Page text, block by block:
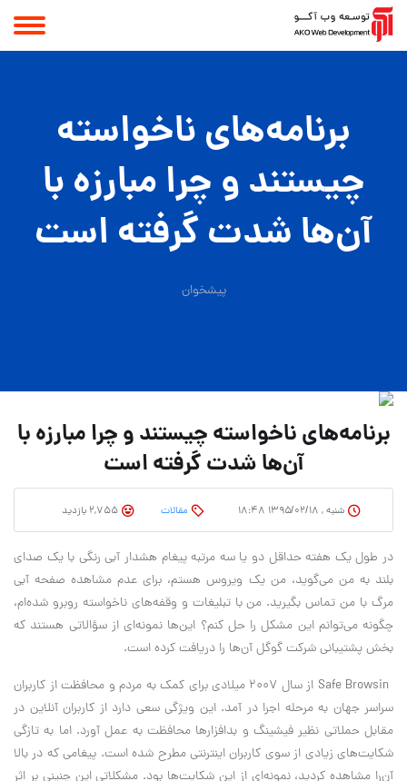
برنامه‌های ناخواسته
چیستند و چرا مبارزه با
آن‌ها شدت گرفته است
پیشخوان
برنامه‌های ناخواسته چیستند و چرا مبارزه با
آن‌ها شدت گرفته است
شنبه , ۱۳۹۵/۰۲/۱۸ ۱۸:۴۸ مقالات 2,755 بازدید
در طول یک هفته حداقل دو یا سه مرتبه پیغام هشدار آبی رنگی با یک صدای
بلند به من می‌گوید، من یک ویروس هستم، برای عدم مشاهده صفحه آبی
مرگ با من تماس بگیرید. من با تبلیغات و وقفه‌های ناخواسته روبرو شده‌ام،
چگونه می‌توانم این مشکل را حل کنم؟ این‌ها نمونه‌ای از سؤالاتی هستند که
بخش پشتیبانی شرکت گوگل آن‌ها را دریافت کرده است.
Safe Browsin از سال 2007 میلادی برای کمک به مردم و محافظت از کاربران
سراسر جهان به مرحله اجرا در آمد. این ویژگی سعی دارد از کاربران آنلاین در
مقابل حملاتی نظیر فیشینگ و بدافزارها محافظت به عمل آورد. اما به تازگی
شکایت‌های زیادی از سوی کاربران اینترنتی مطرح شده است. پیغامی که در بالا
آن‌را مشاهده کردید، نمونه‌ای از این شکایت‌ها بود. مشکلاتی این چنینی بر اثر